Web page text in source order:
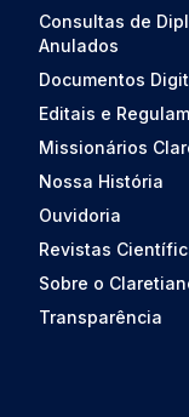
Consultas de
Anulados
Documentos
Editais e
Missionários
Nossa História
Ouvidoria
Revistas
Sobre o
Transparência